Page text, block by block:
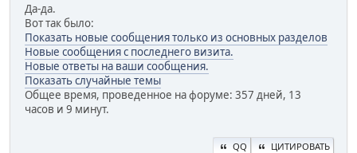
Да-да.
Вот так было:
Показать новые сообщения только из основных разделов
Новые сообщения с последнего визита.
Новые ответы на ваши сообщения.
Показать случайные темы
Общее время, проведенное на форуме: 357 дней, 13
часов и 9 минут.
QQ ЦИТИРОВАТЬ